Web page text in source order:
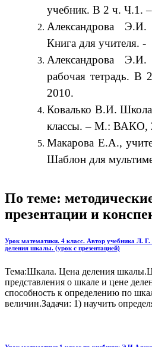
учебник. В 2 ч. Ч.1.
Александрова
Книга для учителя.
Александрова
рабочая тетрадь.
2010.
Ковалько В.И.
классы. – М.: ВАКО,
Макарова Е.А.,
Шаблон для
По теме:
презентации и
Урок математики. 4 класс. Автор учебника Л.
деления шкалы. (урок с презентацией)
Тема:Шкала. Цена деления
представления о шкале и цене
способность к определению по
величин.Задачи: 1) научить